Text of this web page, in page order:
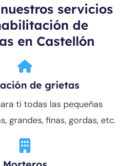
servicios
de
en Castellón
de grietas
ti todas las pequeñas
grandes, finas, gordas, etc.